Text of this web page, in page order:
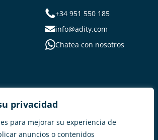
privacidad
para mejorar su experiencia de
anuncios o contenidos
+34 951 550 185
info@adity.com
Chatea con nosotros